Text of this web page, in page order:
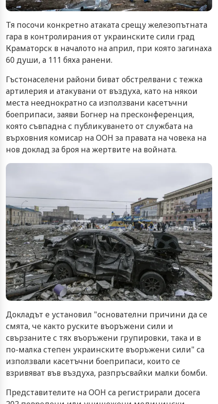
Тя посочи конкретно атаката срещу железопътната
гара в контролирания от украинските сили град
Краматорск в началото на април, при която загинаха
60 души, а 111 бяха ранени.
Гъстонаселени райони биват обстрелвани с тежка
артилерия и атакувани от въздуха, като на някои
места нееднократно са използвани касетъчни
боеприпаси, заяви Богнер на пресконференция,
която съвпадна с публикуването от службата на
върховния комисар на ООН за правата на човека на
нов доклад за броя на жертвите на войната.
Докладът е установил "основателни причини да се
смята, че както руските въоръжени сили и
свързаните с тях въоръжени групировки, така и в
по-малка степен украинските въоръжени сили" са
използвали касетъчни боеприпаси, които се
взривяват във въздуха, разпръсвайки малки бомби.
Представителите на ООН са регистрирали досега